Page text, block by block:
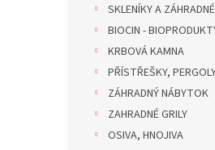
SKLENÍKY A
BIOCIN -
KRBOVÁ KAMNA
PŘÍSTŘEŠKY,
ZÁHRADNÝ NÁBYTOK
ZAHRADNÉ GRILY
OSIVA, HNOJIVA